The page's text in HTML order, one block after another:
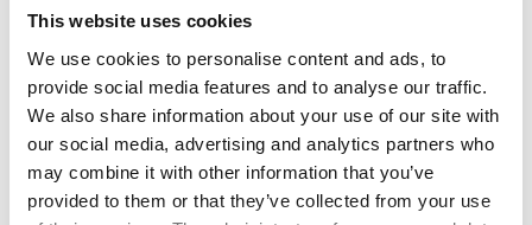
This website uses cookies
We use cookies to personalise content and ads, to
provide social media features and to analyse our traffic.
We also share information about your use of our site with
our social media, advertising and analytics partners who
may combine it with other information that you’ve
provided to them or that they’ve collected from your use
Megvalósítások és inspirációk
Hol lehet megvásárolni?
Keressen kivitelezőt
BIM könyvtárak